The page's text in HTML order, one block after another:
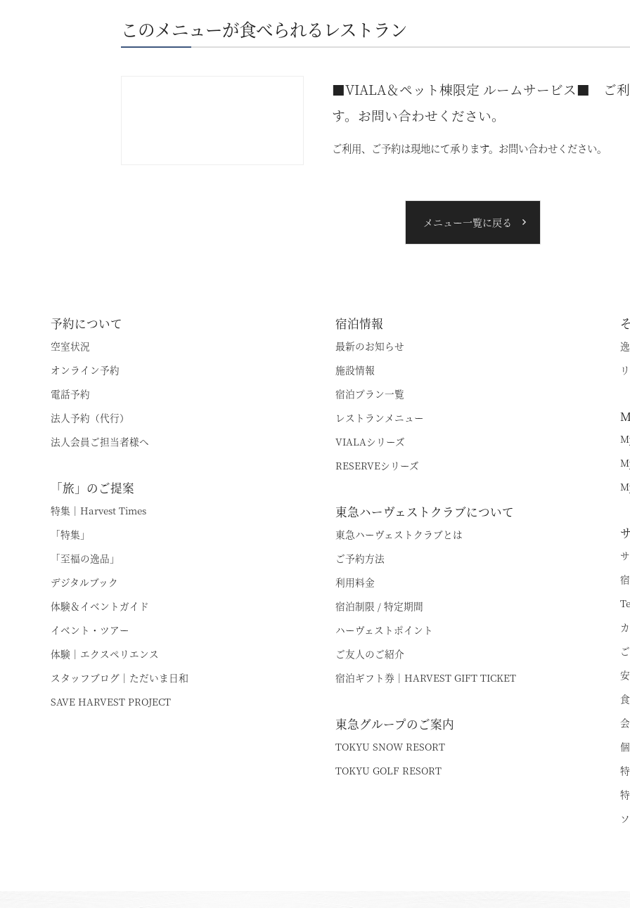
このメニューが食べられるレストラン
■VIALA＆ペット棟限定 ルームサービス■ ご利
す。お問い合わせください。
ご利用、ご予約は現地にて承ります。お問い合わせください。
メニュー一覧に戻る
予約について
空室状況
オンライン予約
電話予約
法人予約（代行）
法人会員ご担当者様へ
「旅」のご提案
特集｜Harvest Times
「特集」
「至福の逸品」
デジタルブック
体験＆イベントガイド
イベント・ツアー
体験｜エクスペリエンス
スタッフブログ｜ただいま日和
SAVE HARVEST PROJECT
宿泊情報
最新のお知らせ
施設情報
宿泊プラン一覧
レストランメニュー
VIALAシリーズ
RESERVEシリーズ
東急ハーヴェストクラブについて
東急ハーヴェストクラブとは
ご予約方法
利用料金
宿泊制限 / 特定期間
ハーヴェストポイント
ご友人のご紹介
宿泊ギフト券｜HARVEST GIFT TICKET
東急グループのご案内
TOKYU SNOW RESORT
TOKYU GOLF RESORT